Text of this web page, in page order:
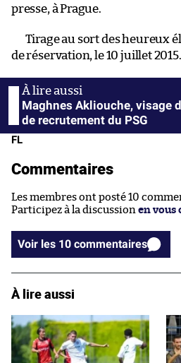
presse, à Prague.
Tirage au sort des heureux
de réservation, le 10 juillet
Maghnes Akliouche, visage
de recrutement du PSG
FL
Commentaires
Les membres ont posté 10
Participez à la discussion en vous
Voir les 10 commentaires
À lire aussi